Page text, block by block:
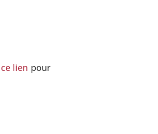
lien pour